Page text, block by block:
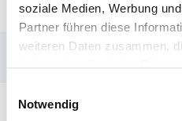
soziale Medien, Werbung
Partner führen diese
weiteren Daten zusammen,
Notwendig
möglich
Kabel/Rundau
Garantie